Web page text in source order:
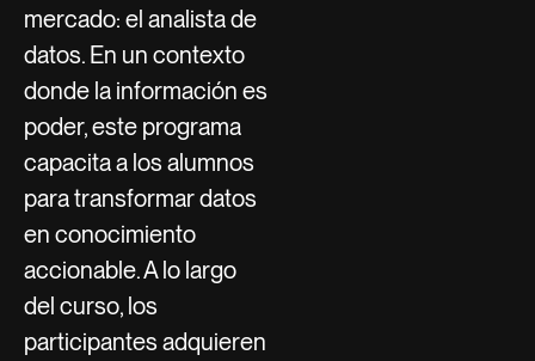
mercado: el analista de
datos. En un contexto
donde la información es
poder, este programa
capacita a los alumnos
para transformar datos
en conocimiento
accionable. A lo largo
del curso, los
participantes adquieren